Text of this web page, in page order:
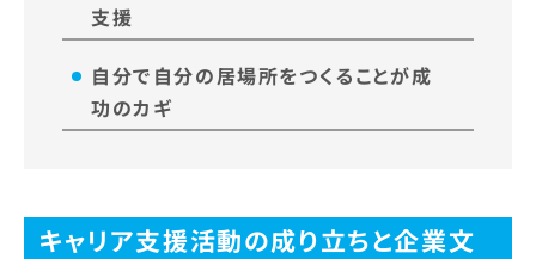
支援
自分で自分の居場所をつくることが成
功のカギ
キャリア支援活動の成り立ちと企業文